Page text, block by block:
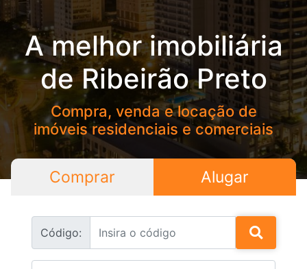
A melhor imobiliária
de Ribeirão Preto
Compra, venda e locação de
imóveis residenciais e comerciais
Comprar Alugar
Código: